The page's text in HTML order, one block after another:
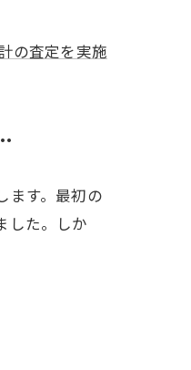
の査定を実施
ます。最初の
した。しか